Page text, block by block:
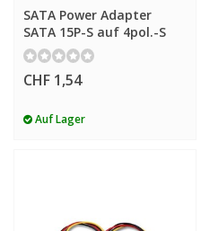
SATA Power Adapter
SATA 15P-S auf 4pol.-S
CHF 1,54
Auf Lager